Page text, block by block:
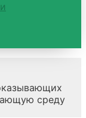
среду